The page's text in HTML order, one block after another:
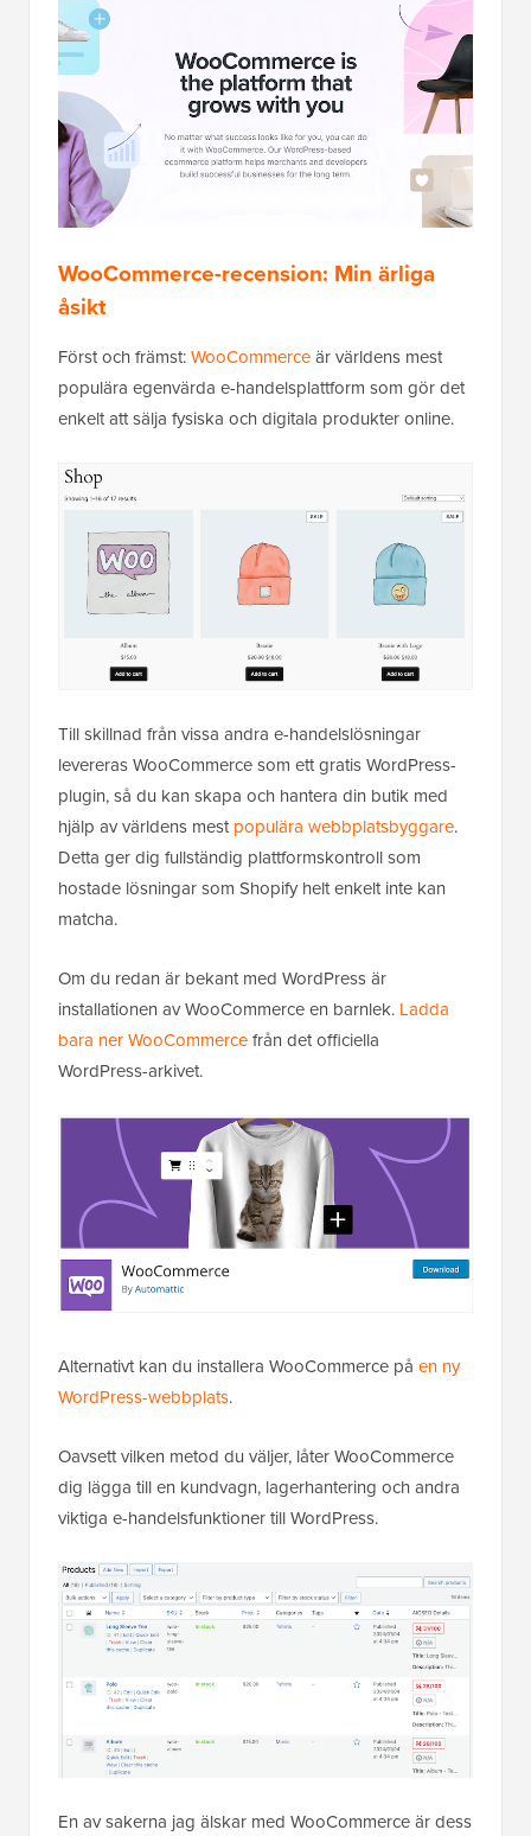
WooCommerce-recension: Min ärliga
åsikt
Först och främst:WooCommerceär världens mest
populära egenvärda e-handelsplattform som gör det
enkelt att sälja fysiska och digitala produkter online.
Till skillnad från vissa andra e-handelslösningar
levereras WooCommerce som ett gratis WordPress-
plugin, så du kan skapa och hantera din butik med
hjälp av världens mestpopulära webbplatsbyggare.
Detta ger dig fullständig plattformskontroll som
hostade lösningar som Shopify helt enkelt inte kan
matcha.
Om du redan är bekant med WordPress är
installationen av WooCommerce en barnlek. Ladda
bara ner WooCommercefrån det officiella
WordPress-arkivet.
Alternativt kan du installera WooCommerce på en ny
WordPress-webbplats.
Oavsett vilken metod du väljer, låter WooCommerce
dig lägga till en kundvagn, lagerhantering och andra
viktiga e-handelsfunktioner till WordPress.
En av sakerna jag älskar med WooCommerce är dess